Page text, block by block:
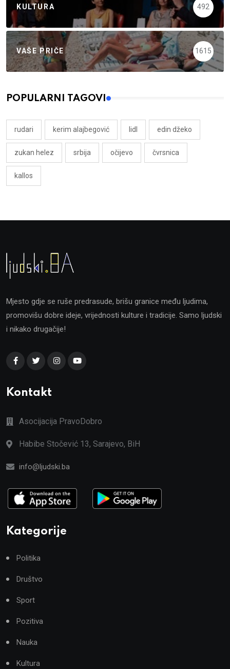
KULTURA 492
VAŠE PRIČE 1615
POPULARNI TAGOVI
rudari kerim alajbegović lidl edin džeko
zukan helez srbija očijevo čvrsnica
kallos
Mjesto gdje se ruše predrasude, brišu granice među ljudima,
promovišu dobre ideje, vrijednosti kulture i tradicije. Samo ljudski
i nikako drugačije!
Kontakt
Asocijacija PravoDobro
Habibe Stočević 13, Sarajevo, BiH
info@ljudski.ba
Kategorije
Politika
Društvo
Sport
Pozitiva
Nauka
Kultura